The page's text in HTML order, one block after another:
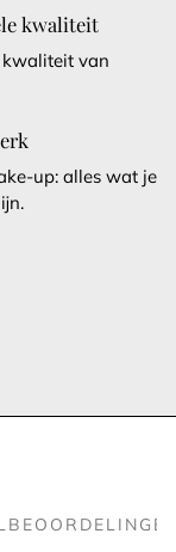
kwaliteit
kwaliteit van
up: alles wat je